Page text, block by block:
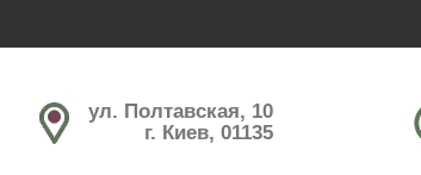
ул. Полтавская, 10
г. Киев, 01135